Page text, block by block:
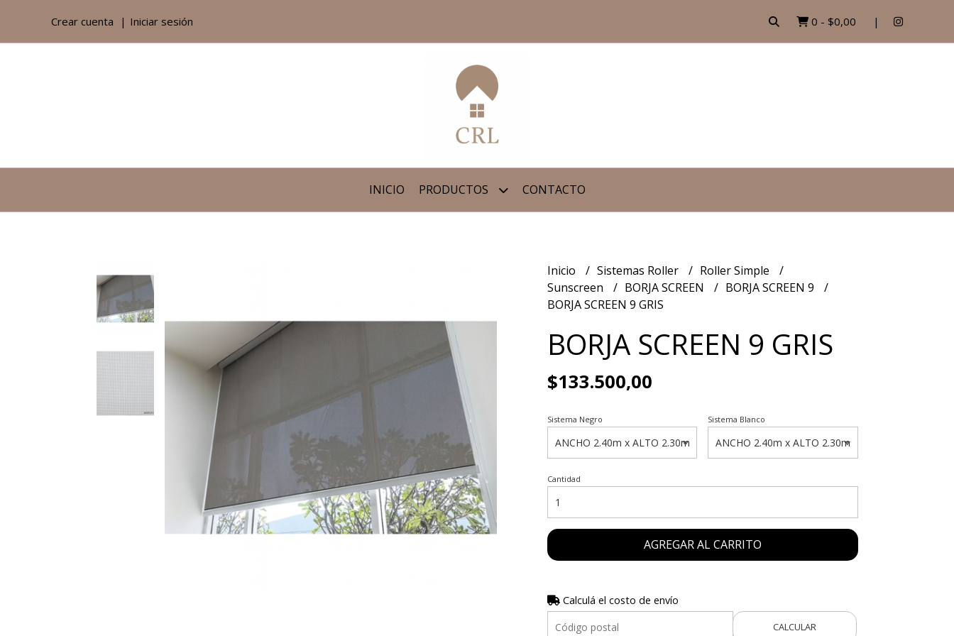
Crear cuenta Iniciar sesión 0 - $0,00
INICIO PRODUCTOS CONTACTO
Inicio Sistemas Roller
Roller Simple
Sunscreen
BORJA SCREEN
BORJA SCREEN 9
BORJA SCREEN 9 GRIS
BORJA SCREEN 9 GRIS
$133.500,00
Sistema Negro Sistema Blanco
Cantidad
AGREGAR AL CARRITO
Calculá el costo de envío
CALCULAR